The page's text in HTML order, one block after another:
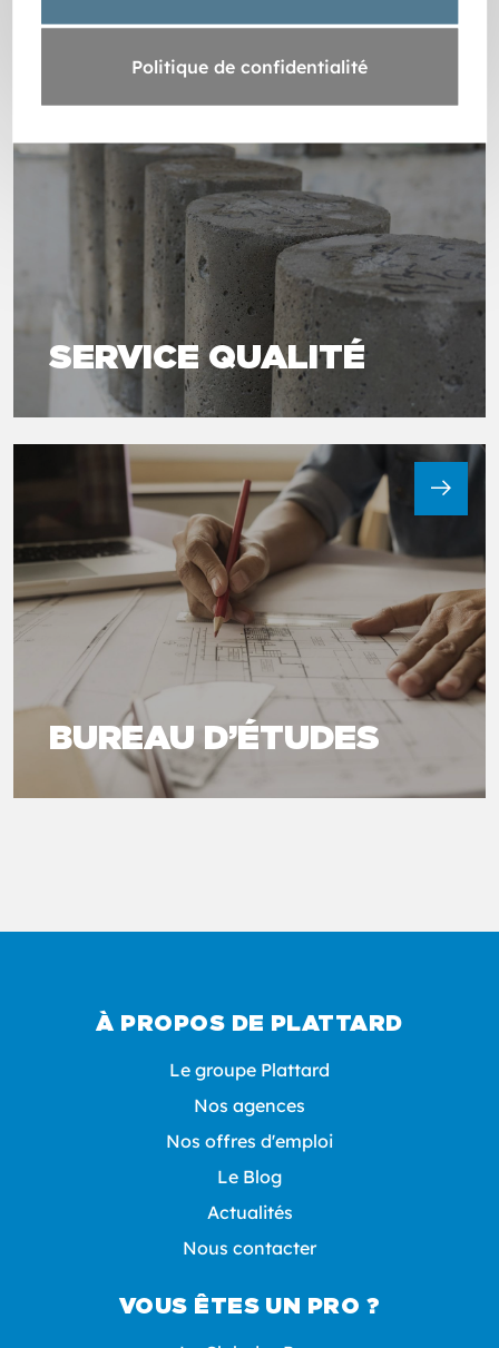
Politique de confidentialité
SERVICE QUALITÉ
BUREAU D’ÉTUDES
À PROPOS DE PLATTARD
Le groupe Plattard
Nos agences
Nos offres d'emploi
Le Blog
Actualités
Nous contacter
VOUS ÊTES UN PRO ?